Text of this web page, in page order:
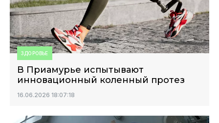
ЗДОРОВЬЕ
В Приамурье испытывают
инновационный коленный протез
16.06.2026 18:07:18